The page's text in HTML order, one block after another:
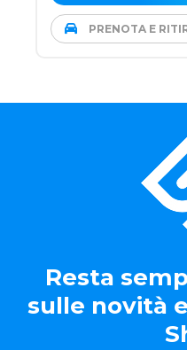
PRENOTA E
Resta
sulle novità